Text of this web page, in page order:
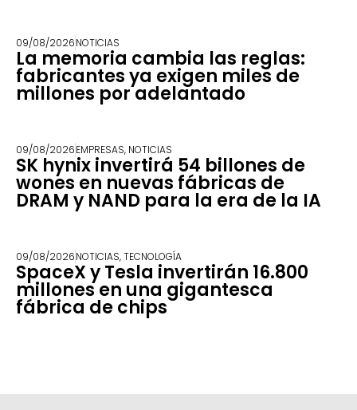
09/08/2026NOTICIAS
La memoria cambia las reglas:
fabricantes ya exigen miles de
millones por adelantado
09/08/2026EMPRESAS, NOTICIAS
SK hynix invertirá 54 billones de
wones en nuevas fábricas de
DRAM y NAND para la era de la IA
09/08/2026NOTICIAS,TECNOLOGÍA
SpaceX y Tesla invertirán 16.800
millones en una gigantesca
fábrica de chips